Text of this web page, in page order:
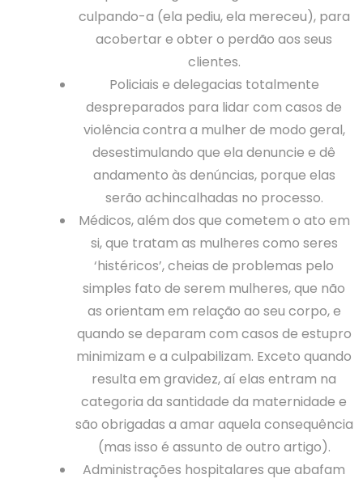
culpando-a (ela pediu, ela mereceu), para
acobertar e obter o perdão aos seus
clientes.
Policiais e delegacias totalmente
despreparados para lidar com casos de
violência contra a mulher de modo geral,
desestimulando que ela denuncie e dê
andamento às denúncias, porque elas
serão achincalhadas no processo.
Médicos, além dos que cometem o ato em
si, que tratam as mulheres como seres
‘histéricos’, cheias de problemas pelo
simples fato de serem mulheres, que não
as orientam em relação ao seu corpo, e
quando se deparam com casos de estupro
minimizam e a culpabilizam. Exceto quando
resulta em gravidez, aí elas entram na
categoria da santidade da maternidade e
são obrigadas a amar aquela consequência
(mas isso é assunto de outro artigo).
Administrações hospitalares que abafam